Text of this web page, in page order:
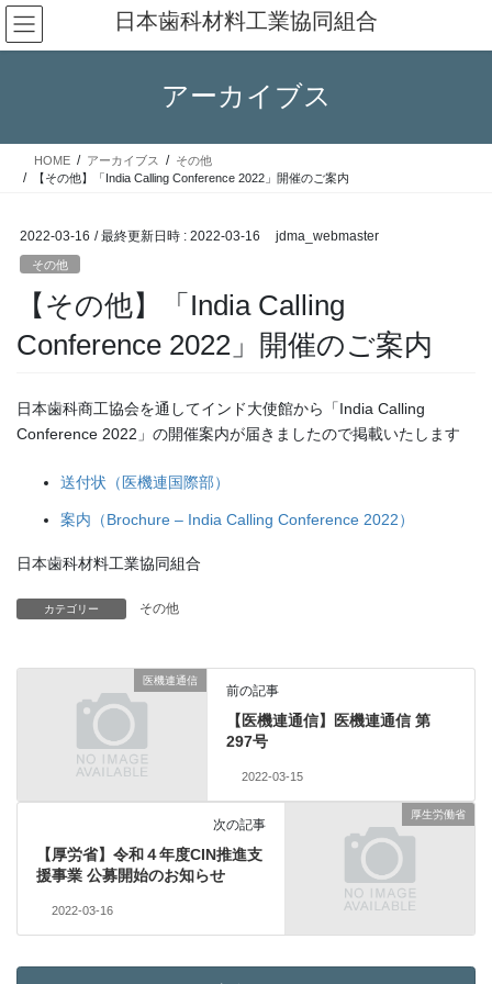
コ
ン
テ
ス
ナ
ビ
ゲ
ン
日本歯科材料工業協同組合
アーカイブス
HOME アーカイブス
その他
【その他】「India Calling Conference 2022」開催のご案内
2022-03-16 / 最終更新日時 : 2022-03-16 jdma_webmaster
その他
【その他】「India Calling
Conference 2022」開催のご案内
日本歯科商工協会を通してインド大使館から「India Calling
Conference 2022」の開催案内が届きましたので掲載いたします
送付状（医機連国際部）
案内（Brochure – India Calling Conference 2022）
日本歯科材料工業協同組合
カテゴリー その他
医機連通信
前の記事
【医機連通信】医機連通信 第
297号
2022-03-15
厚生労働省
次の記事
【厚労省】令和４年度CIN推進支
援事業 公募開始のお知らせ
2022-03-16